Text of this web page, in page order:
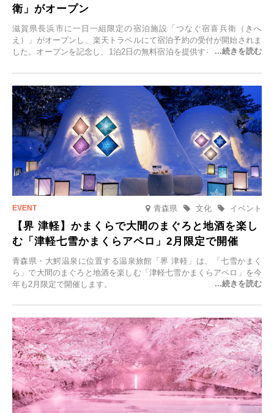
衛」がオープン
滋賀県長浜市に一日一組限定の宿泊施設「つなぐ宿喜兵衛（きへ
え）」がオープンし、楽天トラベルにて宿泊予約の受付が開始されま
した。オープンを記念し、1泊2日の無料宿泊を提供するキャンペーン
一組限定の宿だからこそ叶う、大切な人との特別な時間を体験いただ
けます。
青森県 イベント
文化
【界 津軽】かまくらで大間のまぐろと地酒を楽し
む「津軽七雪かまくらアペロ」2月限定で開催
青森県・大鰐温泉に位置する温泉旅館「界 津軽」は、「七雪かまく
ら」で大間のまぐろと地酒を楽しむ「津軽七雪かまくらアペロ」を今
年も2月限定で開催します。